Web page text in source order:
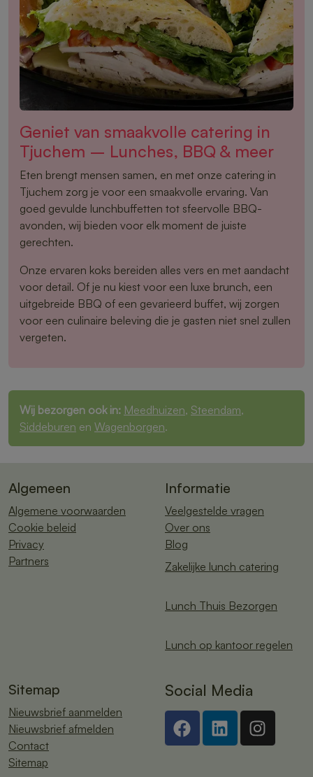
Geniet van smaakvolle catering in
Tjuchem – Lunches, BBQ & meer
Eten brengt mensen samen, en met onze catering in
Tjuchem zorg je voor een smaakvolle ervaring. Van
goed gevulde lunchbuffetten tot sfeervolle BBQ-
avonden, wij bieden voor elk moment de juiste
gerechten.
Onze ervaren koks bereiden alles vers en met aandacht
voor detail. Of je nu kiest voor een luxe brunch, een
uitgebreide BBQ of een gevarieerd buffet, wij zorgen
voor een culinaire beleving die je gasten niet snel zullen
vergeten.
Wij bezorgen ook in: Meedhuizen, Steendam,
Siddeburen en Wagenborgen.
Algemeen
Algemene voorwaarden
Cookie beleid
Privacy
Partners
Informatie
Veelgestelde vragen
Over ons
Blog
Zakelijke lunch catering
Lunch Thuis Bezorgen
Lunch op kantoor regelen
Sitemap
Nieuwsbrief aanmelden
Nieuwsbrief afmelden
Contact
Sitemap
Social Media